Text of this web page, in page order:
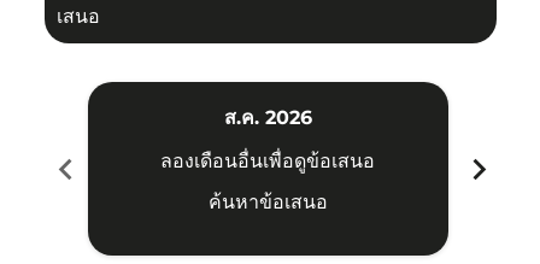
เสนอ
chevron_left
ส.ค. 2026
ลองเดือนอื่นเพื่อดูข้อเสนอ
ค้นหาข้อเสนอ
chevron_right